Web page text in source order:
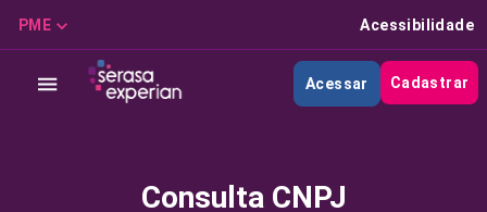
PME Acessibilidade
Acessar Cadastrar
Consulta CNPJ